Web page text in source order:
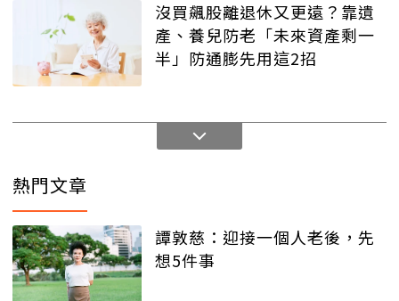
沒買飆股離退休又更遠？靠遺
產、養兒防老「未來資產剩一
半」防通膨先用這2招
熱門文章
譚敦慈：迎接一個人老後，先
想5件事